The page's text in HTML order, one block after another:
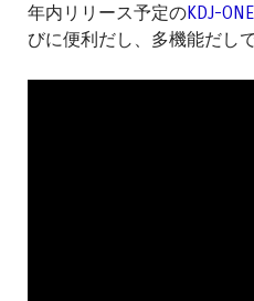
年内リリース予定のKDJ-ONE
びに便利だし、多機能だし